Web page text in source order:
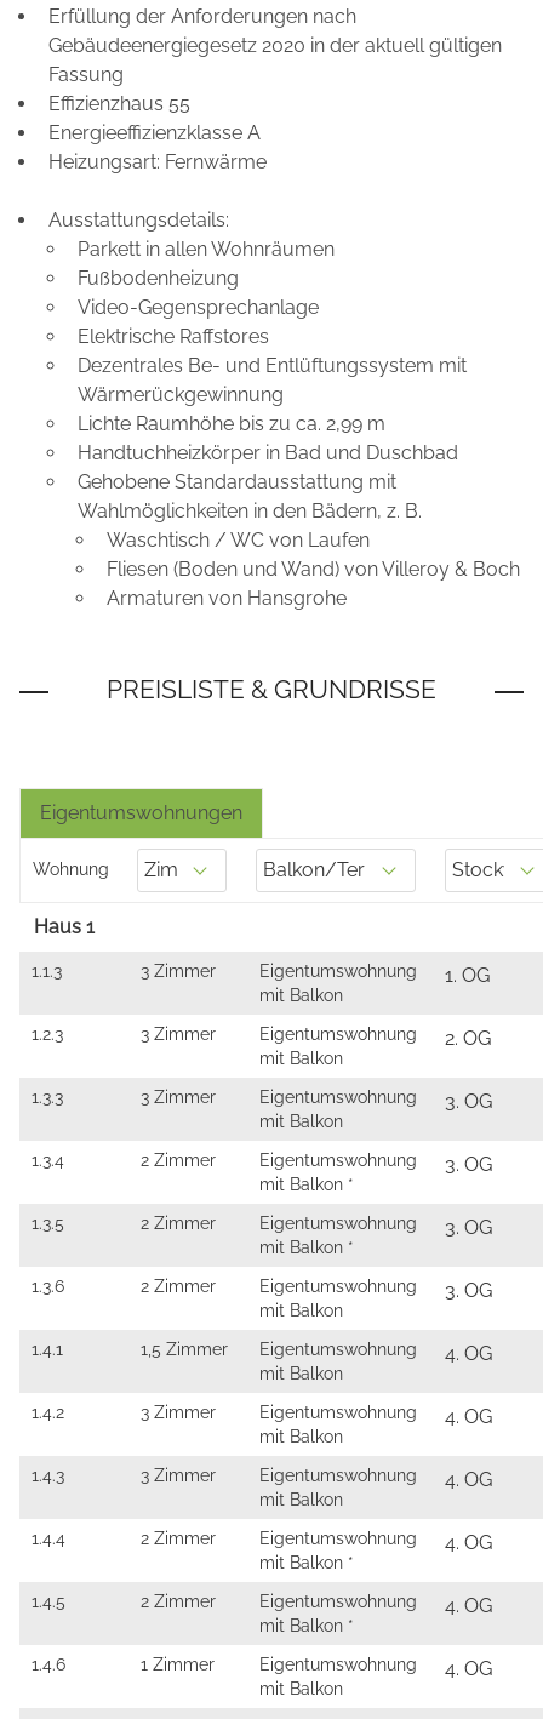
Erfüllung der Anforderungen nach
Gebäudeenergiegesetz 2020 in der aktuell gültigen
Fassung
Effizienzhaus 55
Energieeffizienzklasse A
Heizungsart: Fernwärme
Ausstattungsdetails:
Parkett in allen Wohnräumen
Fußbodenheizung
Video-Gegensprechanlage
Elektrische Raffstores
Dezentrales Be- und Entlüftungssystem mit
Wärmerückgewinnung
Lichte Raumhöhe bis zu ca. 2,99 m
Handtuchheizkörper in Bad und Duschbad
Gehobene Standardausstattung mit
Wahlmöglichkeiten in den Bädern, z. B.
Waschtisch / WC von Laufen
Fliesen (Boden und Wand) von Villeroy & Boch
Armaturen von Hansgrohe
Eigentumswohnungen
Wohnung
Haus 1
1.1.3 3 Zimmer
Eigentumswohnung
mit Balkon
1. OG
1.2.3 3 Zimmer
Eigentumswohnung
mit Balkon
2. OG
1.3.3 3 Zimmer
Eigentumswohnung
mit Balkon
3. OG
1.3.4 2 Zimmer
Eigentumswohnung
mit Balkon *
3. OG
1.3.5 2 Zimmer
Eigentumswohnung
mit Balkon *
3. OG
1.3.6 2 Zimmer
Eigentumswohnung
mit Balkon
3. OG
1.4.1 1,5 Zimmer
Eigentumswohnung
mit Balkon
4. OG
1.4.2 3 Zimmer
Eigentumswohnung
mit Balkon
4. OG
1.4.3 3 Zimmer
Eigentumswohnung
mit Balkon
4. OG
1.4.4 2 Zimmer
Eigentumswohnung
mit Balkon *
4. OG
1.4.5 2 Zimmer
Eigentumswohnung
mit Balkon *
4. OG
1.4.6 1 Zimmer
Eigentumswohnung
mit Balkon
4. OG